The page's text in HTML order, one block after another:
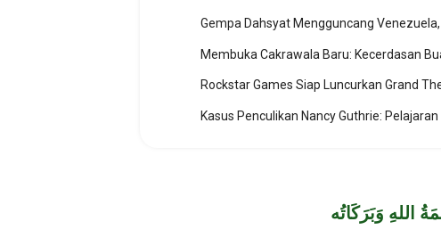
Membuka Cakrawala Baru: Kecerdasan
Rockstar Games Siap Luncurkan Grand
Kasus Penculikan Nancy Guthrie:
اللهِ وَبَرَكَاتُه